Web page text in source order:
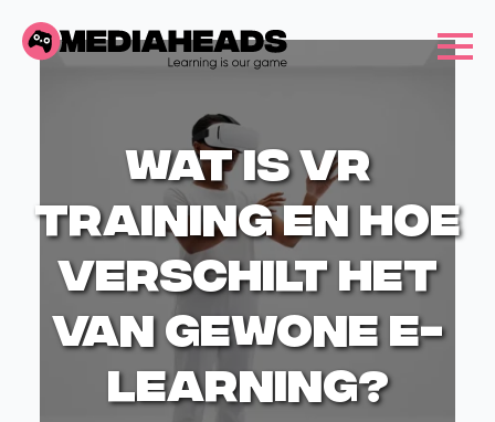
Wat is VR
training en hoe
verschilt het
van gewone e-
learning?